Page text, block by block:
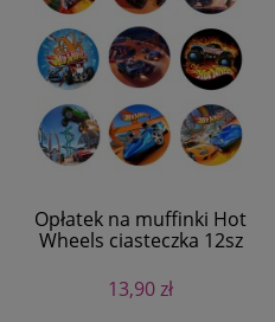
Opłatek na muffinki Hot
Wheels ciasteczka 12sz
13,90 zł